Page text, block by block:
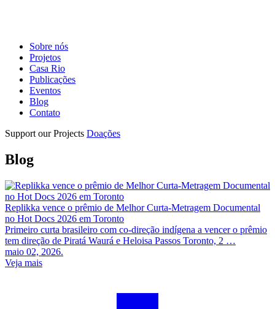
Sobre nós
Projetos
Casa Rio
Publicações
Eventos
Blog
Contato
Support our Projects Doações
Blog
Replikka vence o prêmio de Melhor Curta-Metragem Documental
no Hot Docs 2026 em Toronto
Primeiro curta brasileiro com co-direção indígena a vencer o prêmio
tem direção de Piratá Waurá e Heloisa Passos Toronto, 2 …
maio 02, 2026.
Veja mais